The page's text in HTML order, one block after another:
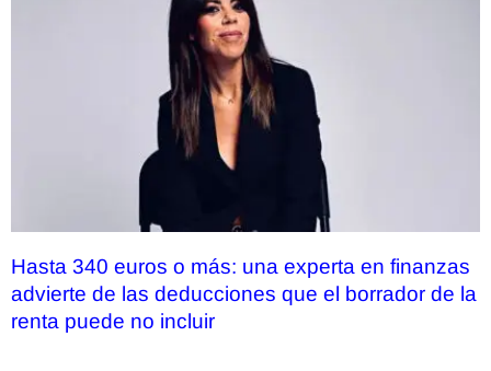
Hasta 340 euros o más: una experta en finanzas
advierte de las deducciones que el borrador de la
renta puede no incluir